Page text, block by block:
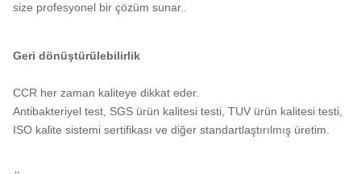
size profesyonel bir çözüm sunar..
Geri dönüştürülebilirlik
CCR her zaman kaliteye dikkat eder.
Antibakteriyel test, SGS ürün kalitesi testi, TUV ürün kalitesi testi,
ISO kalite sistemi sertifikası ve diğer standartlaştırılmış üretim.